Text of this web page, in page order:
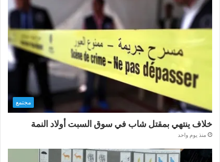
مجتمع
خلاف ينتهي بمقتل شاب في سوق السبت أولاد النمة
منذ يوم واحد